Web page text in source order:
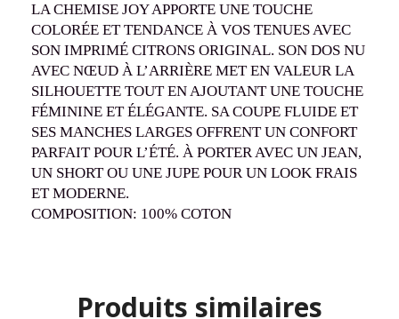
LA CHEMISE JOY APPORTE UNE TOUCHE
COLORÉE ET TENDANCE À VOS TENUES AVEC
SON IMPRIMÉ CITRONS ORIGINAL. SON DOS NU
AVEC NŒUD À L’ARRIÈRE MET EN VALEUR LA
SILHOUETTE TOUT EN AJOUTANT UNE TOUCHE
FÉMININE ET ÉLÉGANTE. SA COUPE FLUIDE ET
SES MANCHES LARGES OFFRENT UN CONFORT
PARFAIT POUR L’ÉTÉ. À PORTER AVEC UN JEAN,
UN SHORT OU UNE JUPE POUR UN LOOK FRAIS
ET MODERNE.
COMPOSITION: 100% COTON
Produits similaires